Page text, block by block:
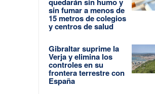
sin fumar a menos de
15 metros de colegios
y centros de salud
Gibraltar suprime la
Verja y elimina los
controles en su
frontera terrestre con
España